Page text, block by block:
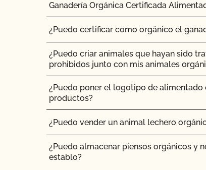
¿Cómo debo prepararme para la
Soy contacto de varias operaciones.
de cada operación?
Soy exportador, ¿cuántos certificados
Soy una empresa orgánica interesada
por OCal en mi granja orgánica
Ganadería Orgánica Certificada
¿Puedo certificar como orgánico el
¿Puedo criar animales que hayan sido
prohibidos junto con mis animales
¿Puedo poner el logotipo de alimentado
productos?
¿Puedo vender un animal lechero
¿Puedo almacenar piensos orgánicos y
establo?